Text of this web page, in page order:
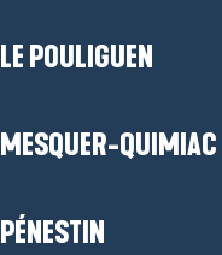
LE POULIGUEN
MESQUER-QUIMIAC
PÉNESTIN